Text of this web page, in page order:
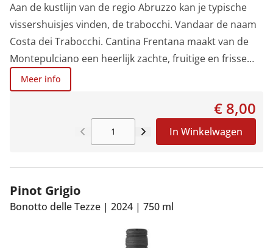
Aan de kustlijn van de regio Abruzzo kan je typische
vissershuisjes vinden, de trabocchi. Vandaar de naam
Costa dei Trabocchi. Cantina Frentana maakt van de
Montepulciano een heerlijk zachte, fruitige en frisse
rosato. Zet je lekker op je terras, voetjes in de lucht en
genieten ...Je herkent direct een hele fruitmand van
kersen, rozenbottel, mandarijn en meloen. De nodige
zuurtjes zorgen voor frisheid en zin in een tweede glas.
Een heel plezierige wijn aan een superprijs.
Meer info
€ 8,00
In Winkelwagen
Pinot Grigio
Bonotto delle Tezze | 2024 | 750 ml